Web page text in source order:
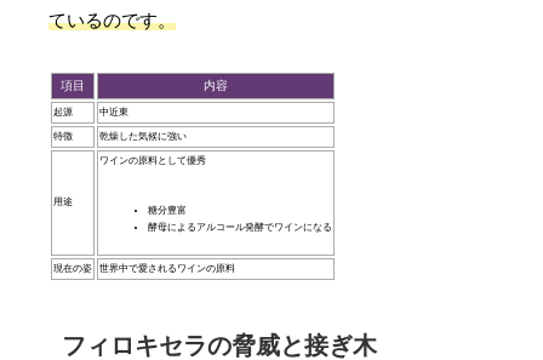
ているのです。
項目 内容
起源 中近東
特徴 乾燥した気候に強い
用途
ワインの原料として優秀
糖分豊富
酵母によるアルコール発酵でワインになる
現在の姿 世界中で愛されるワインの原料
フィロキセラの脅威と接ぎ木